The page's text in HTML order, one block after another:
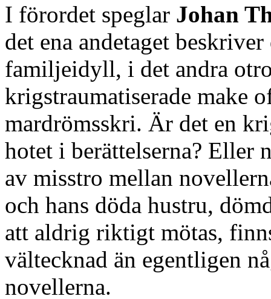
I förordet speglar Johan
det ena andetaget
familjeidyll, i det andra
krigstraumatiserade make
mardrömsskri. Är det en
hotet i berättelserna? Eller
av misstro mellan
och hans döda hustru,
att aldrig riktigt mötas,
vältecknad än egentligen
novellerna.